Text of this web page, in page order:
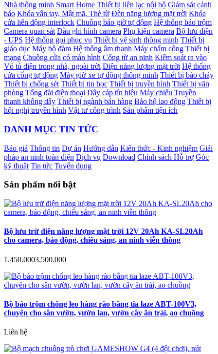
Nhà thông minh Smart Home Thiết bị liên lạc nội bộ Giám sát cảnh
báo Khóa vân tay, Mật mã, Thẻ từ Đèn năng lượng mặt trời Khóa
cửa liên động interlock Chuông báo giờ tự động Hệ thống báo trộm
Camera quan sát Đầu ghi hình camera Phụ kiện camera Bộ lưu điện
- UPS Hệ thống gọi phục vụ Thiết bị vệ sinh thông minh Thiết bị
giáo dục Máy bộ đàm Hệ thống âm thanh Máy chấm công Thiết bị
mạng Chuông cửa có màn hình Cổng từ an ninh Kiểm soát ra vào
Vỏ tủ điện trong nhà, ngoài trời Điện năng lượng mặt trời Hệ thống
cửa cổng tự động Máy giữ xe tự động thông minh Thiết bị báo cháy
Thiết bị chống sét Thiết bị tin học Thiết bị truyền hình Thiết bị văn
phòng Tổng đài điện thoại Dây cáp tín hiệu Máy chiếu Truyền
thanh không dây Thiết bị ngành bán hàng Bảo hộ lao động Thiết bị
hội nghị truyền hình Vật tư công trình Sản phẩm tiện ích
DANH MỤC TIN TỨC
Báo giá Thông tin Dự án Hướng dẫn Kiến thức - Kinh nghiệm Giải
pháp an ninh toàn diện Dịch vụ Download Chính sách Hỗ trợ Góc
kỹ thuật Tin tức Tuyển dụng
Sản phẩm nổi bật
Bộ lưu trữ điện năng lượng mặt trời 12V 20Ah KA-SL20Ah
cho camera, báo động, chiếu sáng, an ninh viễn thông
1.450.0003.500.000
Bộ báo trộm chống leo hàng rào bằng tia laze ABT-100V3,
chuyên cho sân vườn, vườn lan, vườn cây ăn trái, ao chuồng
Liên hệ